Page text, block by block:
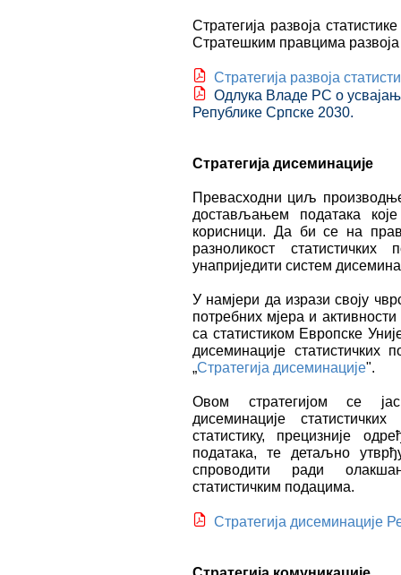
Стратегија развоја
Стратешким правцима
Стратегија развоја
Одлука Владе РС о
Републике Српске 2030.
Стратегија дисеминације
Превaсходни циљ производње
достављањем података
корисници. Да би се на
разноликост
унаприједити систем
У намјери да изрази своју
потребних мјера и
са статистиком Европске
дисеминације статистичких
„Стратегија дисеминације".
Овом стратегијом се
дисеминације
статистику, прецизније
података, те детаљно
спроводити ради
статистичким подацима.
Стратегија дисеминације